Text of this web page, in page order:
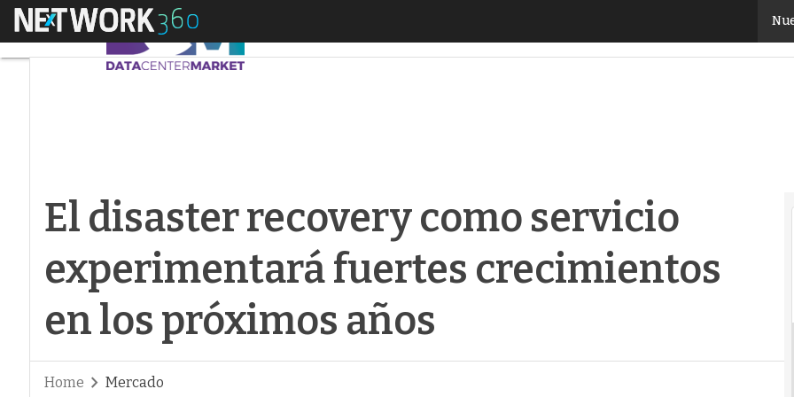
Menú El disaster recovery como servicio experimentará fuertes crecimientos
El disaster recovery como servicio
experimentará fuertes crecimientos
en los próximos años
Home Mercado